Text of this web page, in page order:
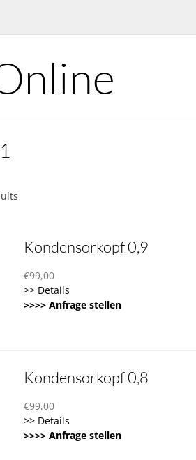
Kondensorkopf 0,9
€99,00
>> Details
>>>> Anfrage stellen
Kondensorkopf 0,8
€99,00
>> Details
>>>> Anfrage stellen